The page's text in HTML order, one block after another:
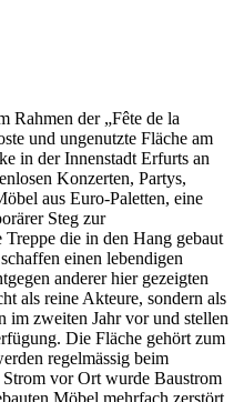
Rahmen der „Fête de la
und ungenutzte Fläche am
in der Innenstadt Erfurts an
Konzerten, Partys,
aus Euro-Paletten, eine
Steg zur
Treppe die in den Hang gebaut
einen lebendigen
anderer hier gezeigten
als reine Akteure, sondern als
im zweiten Jahr vor und stellen
Die Fläche gehört zum
regelmässig beim
vor Ort wurde Baustrom
Möbel mehrfach zerstört